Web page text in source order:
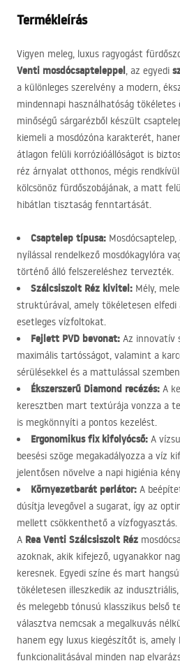
Termékleírás
Vigyen meleg, luxus ragyogást
Venti mosdócsapteleppel, az egyedi
a különleges szerelvény a modern,
mindennapi használhatóság tökéletes
minőségű sárgarézből készült
kiemeli a mosdózóna karakterét,
átlagon felüli korrózióállóságot is
réz árnyalat otthonos, mégis
kölcsönöz fürdőszobájának, a matt
hibátlan tisztaság fenntartását.
Csaptelep típusa:
nyílással rendelkező mosdókagylóra
történő álló felszereléshez tervezték.
Szálcsiszolt Réz kivitel: Mély,
struktúrával, amely tökéletesen
esetleges vízfoltokat.
Fejlett PVD bevonat: Az innovatív
maximális tartósságot, valamint a
sérülésekkel és a mattulással
Ékszerszerű Diamond recézés: A
keresztben mart textúrája vonzza a
is megkönnyíti a pontos kezelést.
Ergonomikus fix kifolyócső: A
beesési szöge megakadályozza a víz
jelentősen növelve a napi higiénia
Környezetbarát perlátor: A
dúsítja levegővel a sugarat, így az
mellett csökkenthető a vízfogyasztás.
A Rea Venti Szálcsiszolt Réz
azoknak, akik kifejező, ugyanakkor
keresnek. Egyedi színe és mart
tökéletesen illeszkedik az
és melegebb tónusú klasszikus belső
választva nemcsak a megalkuvás
hanem egy luxus kiegészítőt is,
funkcionalitásával minden nap